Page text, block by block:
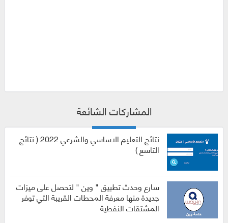
المشاركات الشائعة
نتائج التعليم الاساسي والشرعي 2022 ( نتائج
التاسع )
سارع وحدث تطبيق " وين " لتحصل على ميزات
جديدة منها معرفة المحطات القريبة التي توفر
المشتقات النفطية